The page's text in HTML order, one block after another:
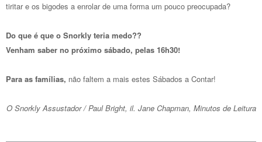
tiritar e os bigodes a enrolar de uma forma um pouco preocupada?
Do que é que o Snorkly teria medo??
Venham saber no próximo sábado, pelas 16h30!
Para as famílias, não faltem a mais estes Sábados a Contar!
O Snorkly Assustador / Paul Bright, il. Jane Chapman, Minutos de Leitura